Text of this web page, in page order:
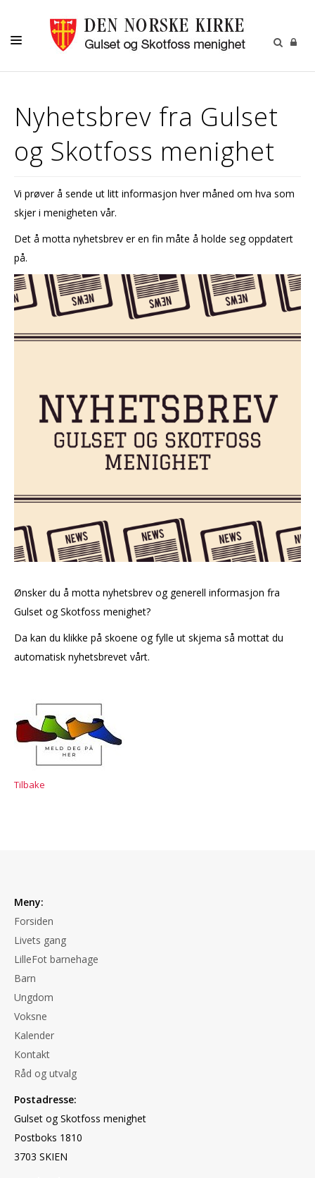
LILLEFOT BARNEHAGE
UNGDOM
VOKSNE
KALENDER
RÅD OG UTVALG
Nyhetsbrev fra Gulset
og Skotfoss menighet
Vi prøver å sende ut litt informasjon hver måned om hva som
skjer i menigheten vår.
Det å motta nyhetsbrev er en fin måte å holde seg oppdatert
på.
Ønsker du å motta nyhetsbrev og generell informasjon fra
Gulset og Skotfoss menighet?
Da kan du klikke på skoene og fylle ut skjema så mottat du
automatisk nyhetsbrevet vårt.
Tilbake
Meny:
Forsiden
Livets gang
LilleFot barnehage
Barn
Ungdom
Voksne
Kalender
Kontakt
Råd og utvalg
Postadresse:
Gulset og Skotfoss menighet
Postboks 1810
3703 SKIEN